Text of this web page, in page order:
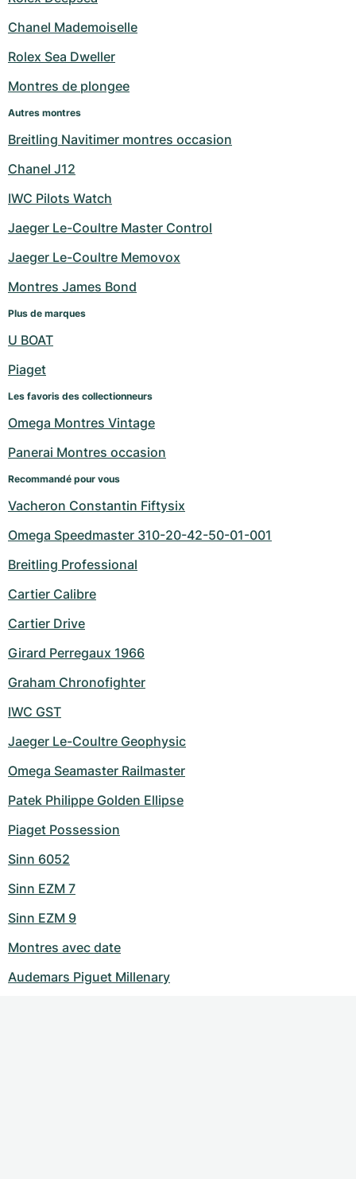
Milgauss
Oyster Perpetual
Yacht-Master
Yacht-Master II
Sea-Dweller
Montres pour femmes
Ronde
Rotonde
Pasha
Tortue
Roadster
Montres d'occasion
Professional
Bentley
Cockpit
Chronospace
Montbrillant
Montres d'occasion
Formula 1
Grand Carrera
Montres d'occasion
Montres pour femmes
Portofino
Portugieser
Aquatimer
Spitfire
Montres d'occasion
Spirit of Big Bang
King Power
Montres d'occasion
Chanel Mademoiselle
Rolex Sea Dweller
Montres de plongee
Autres montres
Breitling Navitimer montres occasion
Chanel J12
IWC Pilots Watch
Jaeger Le-Coultre Master Control
Jaeger Le-Coultre Memovox
Montres James Bond
Plus de marques
U BOAT
Piaget
Les favoris des collectionneurs
Omega Montres Vintage
Panerai Montres occasion
Recommandé pour vous
Vacheron Constantin Fiftysix
Omega Speedmaster 310-20-42-50-01-001
Breitling Professional
Cartier Calibre
Cartier Drive
Girard Perregaux 1966
Graham Chronofighter
IWC GST
Jaeger Le-Coultre Geophysic
Omega Seamaster Railmaster
Patek Philippe Golden Ellipse
Piaget Possession
Sinn 6052
Sinn EZM 7
Sinn EZM 9
Montres avec date
Audemars Piguet Millenary